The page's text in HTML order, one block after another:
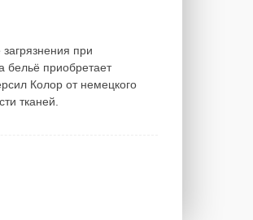
при
бельё приобретает
Колор от немецкого
тканей.